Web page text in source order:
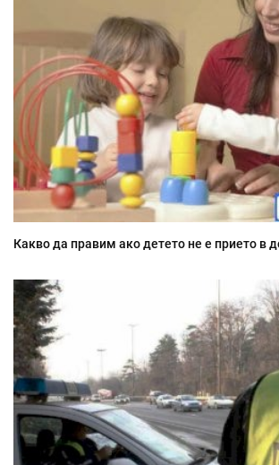
Какво да правим ако детето не е прието в